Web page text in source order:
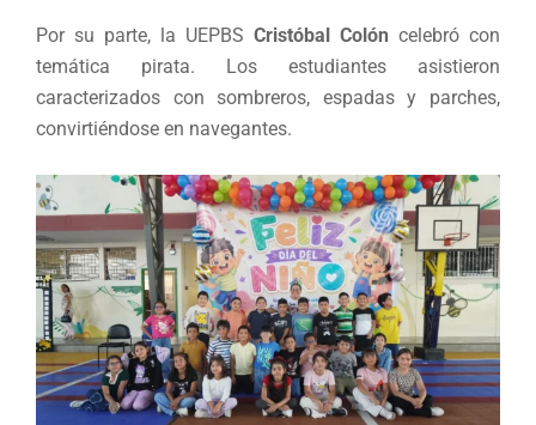
Por su parte, la UEPBS Cristóbal Colón celebró con
temática pirata. Los estudiantes asistieron
caracterizados con sombreros, espadas y parches,
convirtiéndose en navegantes.